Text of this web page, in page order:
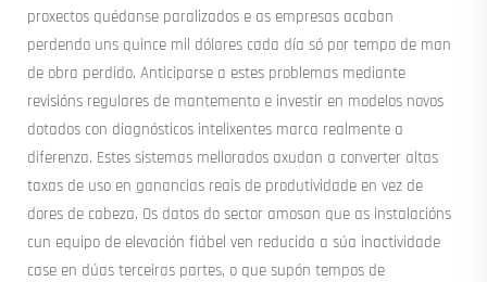
proxectos quédanse paralizados e as empresas acaban
perdendo uns quince mil dólares cada día só por tempo de man
de obra perdido. Anticiparse a estes problemas mediante
revisións regulares de mantemento e investir en modelos novos
dotados con diagnósticos intelixentes marca realmente a
diferenza. Estes sistemas mellorados axudan a converter altas
taxas de uso en ganancias reais de produtividade en vez de
dores de cabeza. Os datos do sector amosan que as instalacións
cun equipo de elevación fiábel ven reducida a súa inactividade
case en dúas terceiras partes, o que supón tempos de